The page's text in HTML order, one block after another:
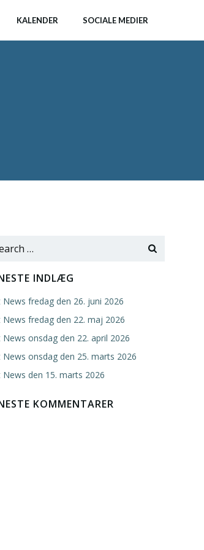
KALENDER SOCIALE MEDIER
INDLÆG
News fredag den 26. juni 2026
News fredag den 22. maj 2026
News onsdag den 22. april 2026
News onsdag den 25. marts 2026
News den 15. marts 2026
KOMMENTARER